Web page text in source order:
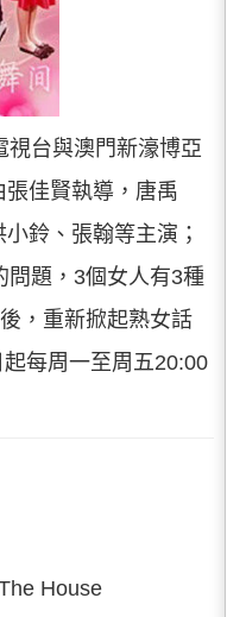
視台與澳門新濠博亞
佳賢執導，唐禹
鈴、張翰等主演；
問題，3個女人有3種
，重新掀起熟女話
每周一至周五20:00
House